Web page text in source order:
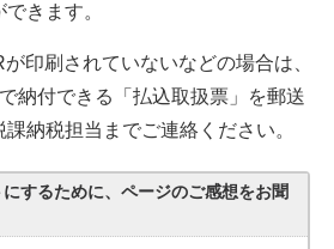
きます。
印刷されていないなどの場合は、
納付できる「払込取扱票」を郵送
納税担当までご連絡ください。
するために、ページのご感想をお聞